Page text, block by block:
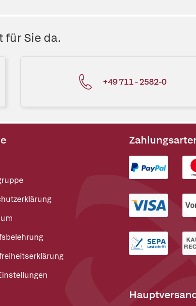
für Sie da.
+49 711 - 2582-0